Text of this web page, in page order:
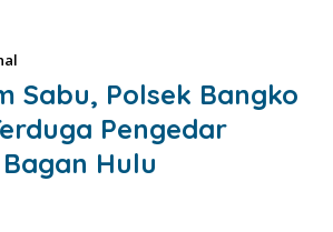
Sabu, Polsek Bangko
Pengedar
Hulu